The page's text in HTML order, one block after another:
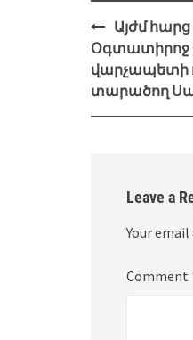
Post
navigation
Այժմ
Օգտատիրոջ
վարչապետի
տարածող
Leave a
Your
Comment